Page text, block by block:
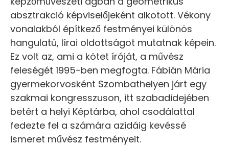
absztrakció képviselőjeként alkotott. Vékony
vonalakból építkező festményei különös
hangulatú, lírai oldottságot mutatnak képein.
Ez volt az, ami a kötet íróját, a művész
feleségét 1995-ben megfogta. Fábián Mária
gyermekorvosként Szombathelyen járt egy
szakmai kongresszuson, itt szabadidejében
betért a helyi Képtárba, ahol csodálattal
fedezte fel a számára azidáig kevéssé
ismeret művész festményeit.